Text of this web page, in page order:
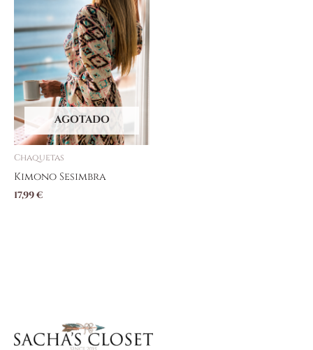
AGOTADO
Chaquetas
Kimono Sesimbra
17,99€